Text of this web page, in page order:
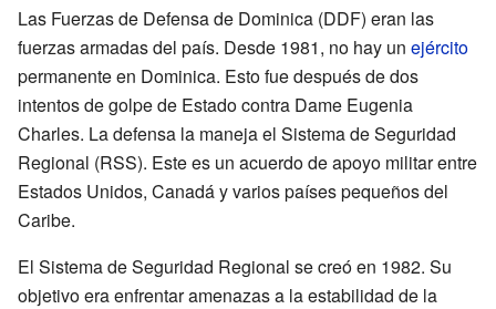
Las Fuerzas de Defensa de Dominica (DDF) eran las
fuerzas armadas del país. Desde 1981, no hay un ejército
permanente en Dominica. Esto fue después de dos
intentos de golpe de Estado contra Dame Eugenia
Charles. La defensa la maneja el Sistema de Seguridad
Regional (RSS). Este es un acuerdo de apoyo militar entre
Estados Unidos, Canadá y varios países pequeños del
Caribe.
El Sistema de Seguridad Regional se creó en 1982. Su
objetivo era enfrentar amenazas a la estabilidad de la